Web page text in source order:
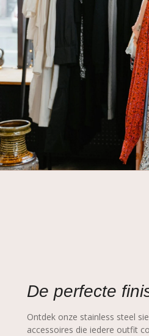
De perfecte
Ontdek onze stainless steel
accessoires die iedere outfit